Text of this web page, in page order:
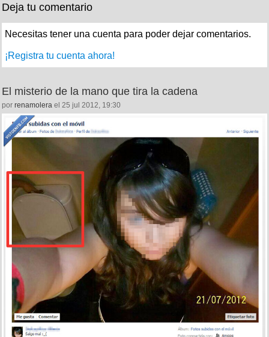
Deja tu comentario
Necesitas tener una cuenta para poder dejar comentarios.
¡Registra tu cuenta ahora!
El misterio de la mano que tira la cadena
por renamolera el 25 jul 2012, 19:30